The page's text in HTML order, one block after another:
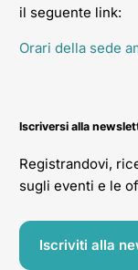
il seguente link:
Orari della sede
Iscriversi alla
Registrandovi,
sugli eventi e le
Iscriviti alla